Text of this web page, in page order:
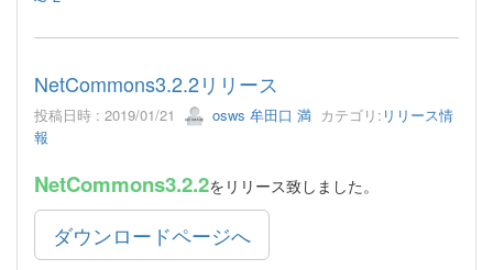
NetCommons3.2.2リリース
投稿日時 : 2019/01/21 osws 牟田口 満 カテゴリ: リリース情
報
NetCommons3.2.2をリリース致しました。
ダウンロードページへ